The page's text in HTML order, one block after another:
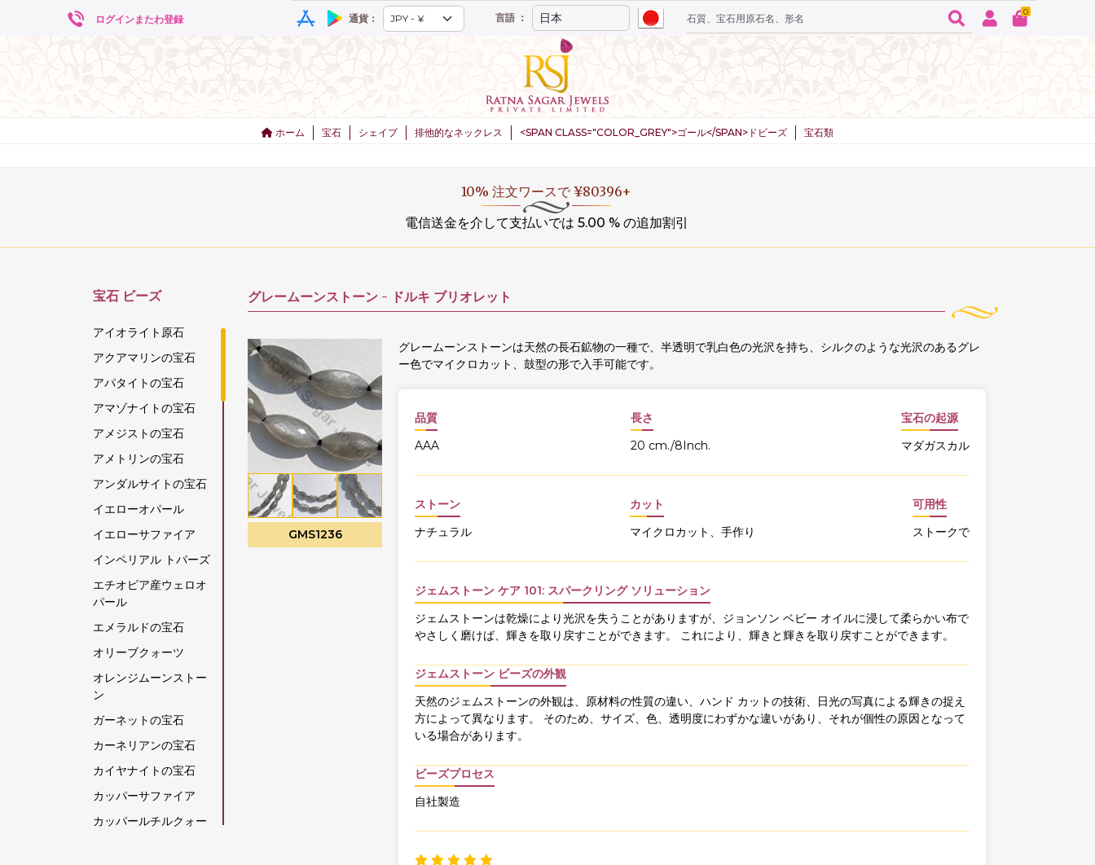
ログインまたわ登録 通貨： 言語 ： 0
ホーム 宝石 シェイプ 排他的なネックレス <SPAN CLASS="COLOR_GREY">ゴール</SPAN>ドビーズ 宝石類
20% 注文ワースで ¥160,000+
電信送金を介して支払いでは 5.00 % の追加割引
宝石 ビーズ
アイオライト原石
アクアマリンの宝石
アパタイトの宝石
アマゾナイトの宝石
アメジストの宝石
アメトリンの宝石
アンダルサイトの宝石
イエローオパール
イエローサファイア
インペリアル トパーズ
エチオピア産ウェロオ
パール
エメラルドの宝石
オリーブクォーツ
オレンジムーンストー
ン
ガーネットの宝石
カーネリアンの宝石
カイヤナイトの宝石
カッパーサファイア
カッパールチルクォー
グレームーンストーン - ドルキ ブリオレット
GMS1236
グレームーンストーンは天然の長石鉱物の一種で、半透明で乳白色の光沢を持ち、シルクのような光沢のあるグレ
ー色でマイクロカット、鼓型の形で入手可能です。
品質
AAA
長さ
20 cm./8Inch.
宝石の起源
マダガスカル
ストーン
ナチュラル
カット
マイクロカット、手作り
可用性
ストークで
ジェムストーン ケア 101: スパークリング ソリューション
ジェムストーンは乾燥により光沢を失うことがありますが、ジョンソン ベビー オイルに浸して柔らかい布で
やさしく磨けば、輝きを取り戻すことができます。 これにより、輝きと輝きを取り戻すことができます。
ジェムストーン ビーズの外観
天然のジェムストーンの外観は、原材料の性質の違い、ハンド カットの技術、日光の写真による輝きの捉え
方によって異なります。 そのため、サイズ、色、透明度にわずかな違いがあり、それが個性の原因となって
いる場合があります。
ビーズプロセス
自社製造